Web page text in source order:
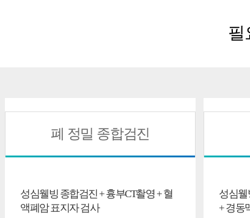
필
폐 정밀 종합검진
성심웰빙 종합검진 + 흉부CT촬영 + 혈
액폐암 표지자 검사
성심웰
+ 경동